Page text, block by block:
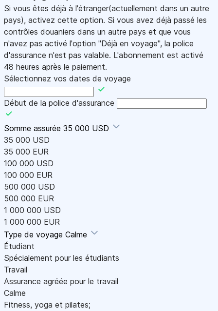
Si vous êtes déjà à l'étranger(actuellement dans un autre
pays), activez cette option. Si vous avez déjà passé les
contrôles douaniers dans un autre pays et que vous
n'avez pas activé l'option "Déjà en voyage", la police
d'assurance n'est pas valable. L'abonnement est activé
48 heures après le paiement.
Sélectionnez vos dates de voyage
Début de la police d'assurance
Somme assurée 35 000 USD
35 000 USD
35 000 EUR
100 000 USD
100 000 EUR
500 000 USD
500 000 EUR
1 000 000 USD
1 000 000 EUR
Type de voyage Calme
Étudiant
Spécialement pour les étudiants
Travail
Assurance agréée pour le travail
Calme
Fitness, yoga et pilates;